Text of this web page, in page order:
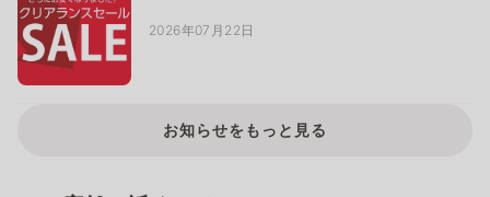
2026年07月22日
お知らせをもっと見る